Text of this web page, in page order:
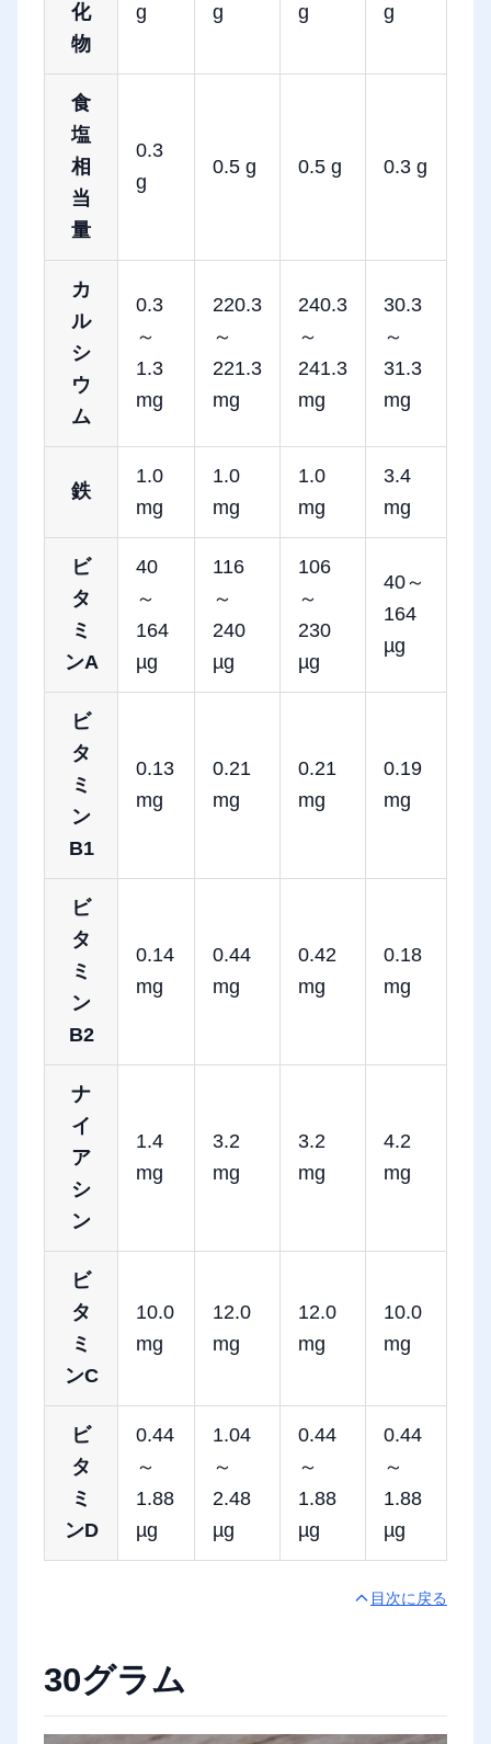
化
物
g
g
g
g
食
塩
相
当
量
0.3
g
0.5 g 0.5 g 0.3 g
カ
ル
シ
ウ
ム
0.3
～
1.3
mg
220.3
～
221.3
mg
240.3
～
241.3
mg
30.3
～
31.3
mg
鉄
1.0
mg
1.0
mg
1.0
mg
3.4
mg
ビ
タ
ミ
ンA
40
～
164
µg
116
～
240
µg
106
～
230
µg
40～
164
µg
ビ
タ
ミ
ン
B1
0.13
mg
0.21
mg
0.21
mg
0.19
mg
ビ
タ
ミ
ン
B2
0.14
mg
0.44
mg
0.42
mg
0.18
mg
ナ
イ
ア
シ
ン
1.4
mg
3.2
mg
3.2
mg
4.2
mg
ビ
タ
ミ
ンC
10.0
mg
12.0
mg
12.0
mg
10.0
mg
ビ
タ
ミ
ンD
0.44
～
1.88
µg
1.04
～
2.48
µg
0.44
～
1.88
µg
0.44
～
1.88
µg
目次に戻る
30グラム